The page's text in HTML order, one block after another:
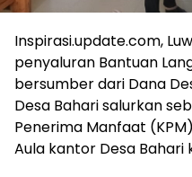
Inspirasi.update.com,
penyaluran Bantuan
bersumber dari Dana
Desa Bahari salurkan
Penerima Manfaat
Aula kantor Desa